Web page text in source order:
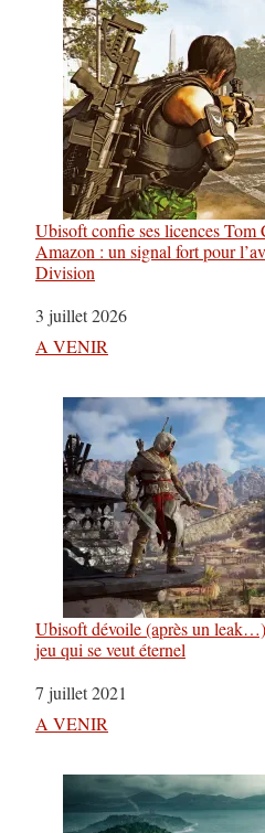
Ubisoft confie ses licences Tom
Amazon : un signal fort pour
Division
Date
3 juillet 2026
Par rapport à
A VENIR
Ubisoft dévoile (après un
jeu qui se veut éternel
Date
7 juillet 2021
Par rapport à
A VENIR